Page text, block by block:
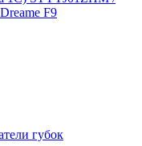
F9
губок